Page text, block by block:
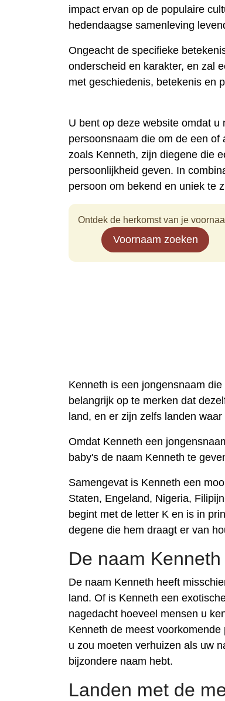
impact ervan op de populaire
hedendaagse samenleving
Ongeacht de specifieke
onderscheid en karakter, en zal
met geschiedenis, betekenis en
U bent op deze website omdat
persoonsnaam die om de een
zoals Kenneth, zijn diegene die
persoonlijkheid geven. In
persoon om bekend en uniek te
Ontdek de herkomst van je
Voornaam zoeken
Kenneth is een jongensnaam
belangrijk op te merken dat
land, en er zijn zelfs landen
Omdat Kenneth een
baby's de naam Kenneth te
Samengevat is Kenneth een
Staten, Engeland, Nigeria,
begint met de letter K en is in
degene die hem draagt er van
De naam
De naam Kenneth heeft
land. Of is Kenneth een
nagedacht hoeveel mensen u
Kenneth de meest
u zou moeten verhuizen als uw
bijzondere naam hebt.
Landen met de